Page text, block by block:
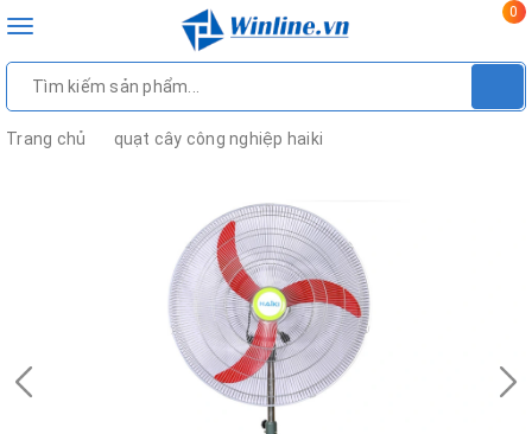
Toggle
0
Trang chủ quạt cây công nghiệp haiki